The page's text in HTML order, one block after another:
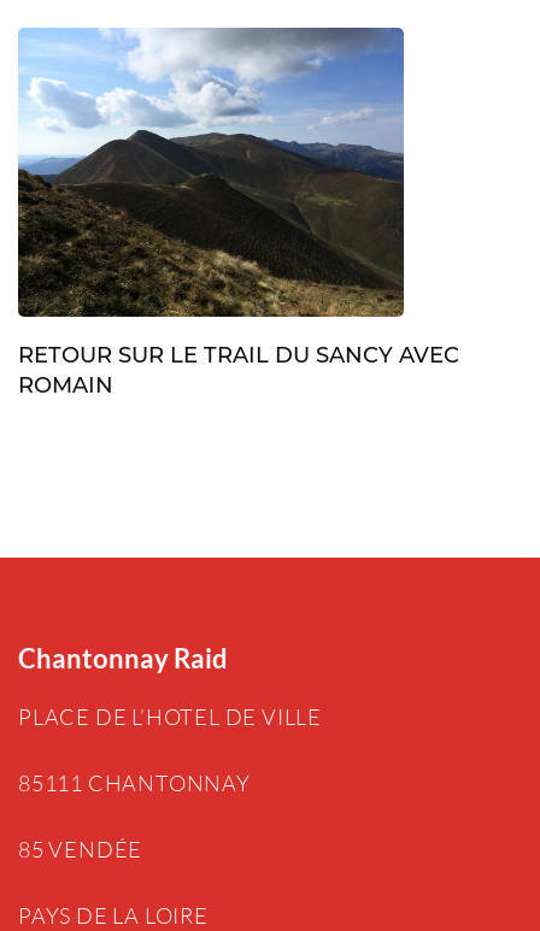
RETOUR SUR LE TRAIL DU SANCY AVEC
ROMAIN
Chantonnay Raid
PLACE DE L’HOTEL DE VILLE
85111 CHANTONNAY
85 VENDÉE
PAYS DE LA LOIRE